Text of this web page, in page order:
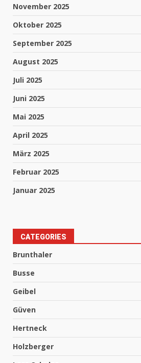
November 2025
Oktober 2025
September 2025
August 2025
Juli 2025
Juni 2025
Mai 2025
April 2025
März 2025
Februar 2025
Januar 2025
CATEGORIES
Brunthaler
Busse
Geibel
Güven
Hertneck
Holzberger